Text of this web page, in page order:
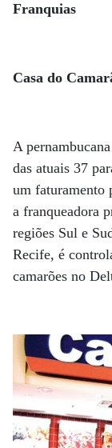
Franquias
Casa do
A
das atuais 37
um faturamento
a franqueadora
regiões Sul e
Recife, é
camarões no